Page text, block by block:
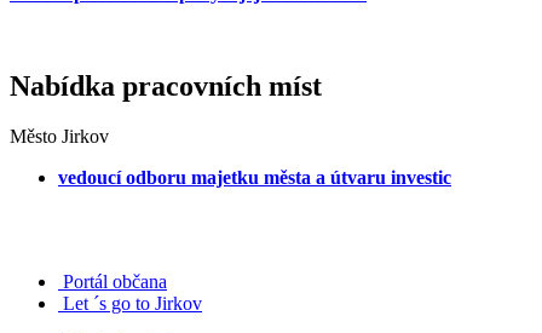
Nabídka pracovních míst
Město Jirkov
vedoucí odboru majetku města a útvaru investic
Portál občana
Let ´s go to Jirkov